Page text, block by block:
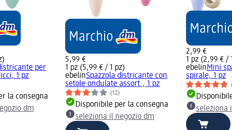
per
1 pz
la consegna
dm
5,99 €
1 pz (5,99 € / 1 pz)
ebelinSpazzola districante con
setole ondulate assort., 1 pz
(12)
Disponibile per la consegna
seleziona il negozio dm
2,99 €
1 pz (2,99 € /
ebelinMini
spirale, 1 pz
seleziona